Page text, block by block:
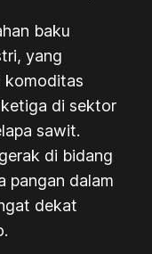
baku
yang
komoditas
di sektor
sawit.
di bidang
pangan dalam
dekat